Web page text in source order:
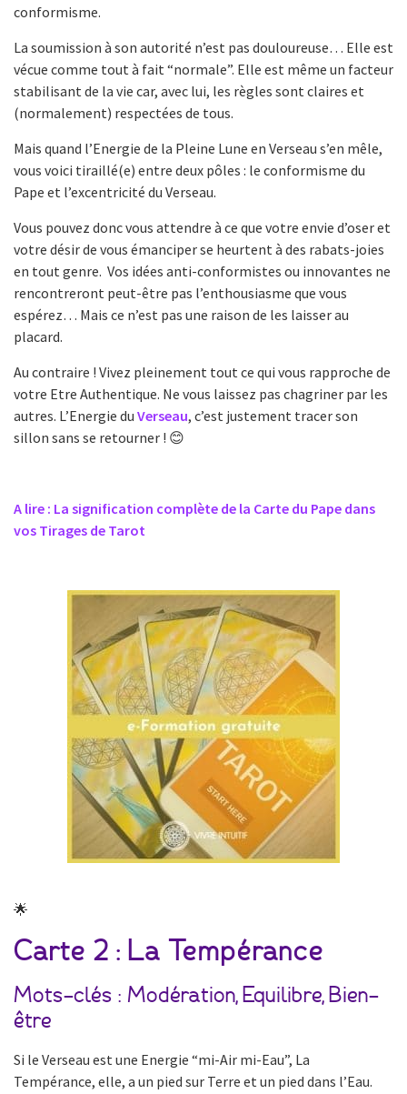
conformisme.
La soumission à son autorité n’est pas douloureuse… Elle est
vécue comme tout à fait “normale”. Elle est même un facteur
stabilisant de la vie car, avec lui, les règles sont claires et
(normalement) respectées de tous.
Mais quand l’Energie de la Pleine Lune en Verseau s’en mêle,
vous voici tiraillé(e) entre deux pôles : le conformisme du
Pape et l’excentricité du Verseau.
Vous pouvez donc vous attendre à ce que votre envie d’oser et
votre désir de vous émanciper se heurtent à des rabats-joies
en tout genre. Vos idées anti-conformistes ou innovantes ne
rencontreront peut-être pas l’enthousiasme que vous
espérez… Mais ce n’est pas une raison de les laisser au
placard.
Au contraire ! Vivez pleinement tout ce qui vous rapproche de
votre Etre Authentique. Ne vous laissez pas chagriner par les
autres. L’Energie du Verseau, c’est justement tracer son
sillon sans se retourner ! 😊
A lire : La signification complète de la Carte du Pape dans
vos Tirages de Tarot
🌟
Carte 2 : La Tempérance
Mots-clés : Modération, Equilibre, Bien-
être
Si le Verseau est une Energie “mi-Air mi-Eau”, La
Tempérance, elle, a un pied sur Terre et un pied dans l’Eau.